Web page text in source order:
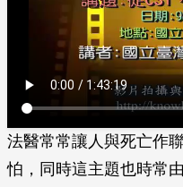
法醫常常讓人與死亡作
怕，同時這主題也時常